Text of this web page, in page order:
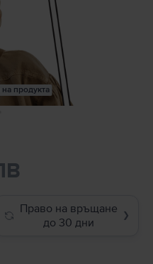
продукта
Право на връщане
до 30 дни
❯